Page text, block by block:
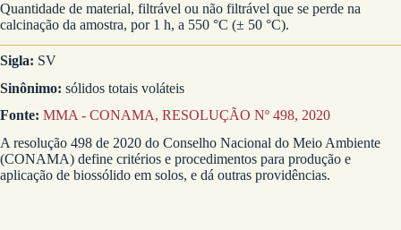
Quantidade de material, filtrável ou não filtrável que se perde na
calcinação da amostra, por 1 h, a 550 °C (± 50 °C).
Sigla: SV
Sinônimo: sólidos totais voláteis
Fonte: MMA - CONAMA, RESOLUÇÃO Nº 498, 2020
A resolução 498 de 2020 do Conselho Nacional do Meio Ambiente
(CONAMA) define critérios e procedimentos para produção e
aplicação de biossólido em solos, e dá outras providências.